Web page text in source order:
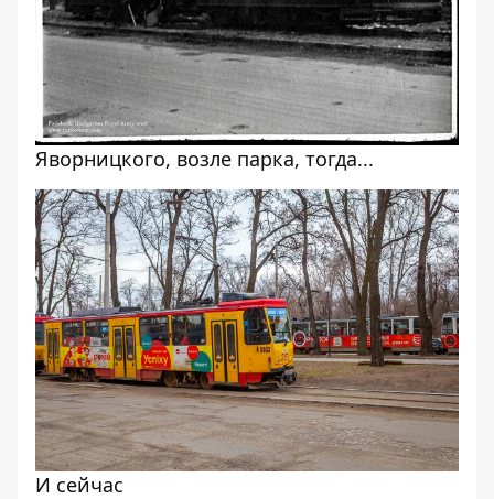
Яворницкого, возле парка, тогда...
И сейчас